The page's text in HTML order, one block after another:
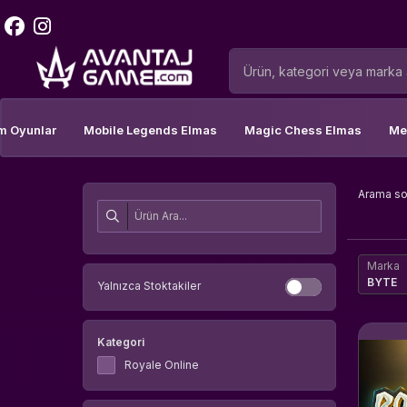
Oyunlar Mobile Legends Elmas Magic Chess Elmas
Yalnızca Stoktakiler
Kategori
Royale Online
Arama
Marka
BYTE